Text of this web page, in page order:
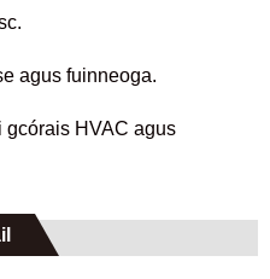
agus fuinneoga.
gcórais HVAC agus